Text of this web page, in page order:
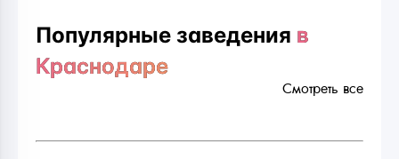
Популярные заведения в
Краснодаре
Смотреть все